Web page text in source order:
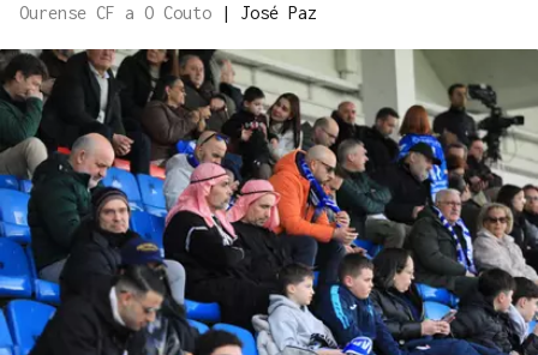
Ourense CF a O Couto
| José Paz